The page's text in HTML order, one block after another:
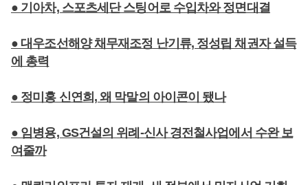
● 기아차, 스포츠세단 스팅어로 수입차와 정면대결
● 대우조선해양 채무재조정 난기류, 정성립 채권자 설득
에 총력
● 정미홍 신연희, 왜 막말의 아이콘이 됐나
● 임병용, GS건설의 위례-신사 경전철사업에서 수완 보
여줄까